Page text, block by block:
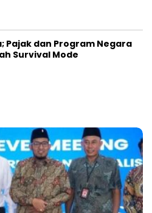
Pajak dan Program Negara
Survival Mode